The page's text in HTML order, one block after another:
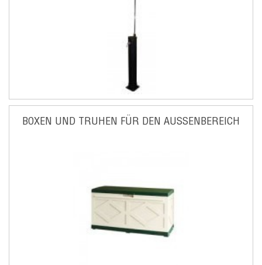
BOXEN UND TRUHEN FÜR DEN AUSSENBEREICH